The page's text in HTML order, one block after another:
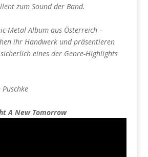
zum Sound der Band.
Metal Album aus Österreich –
ihr Handwerk und präsentieren
eines der Genre-Highlights
A New Tomorrow